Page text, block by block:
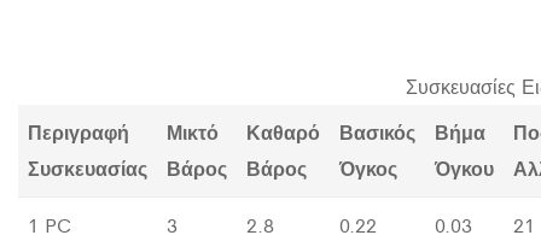
Συσκευασίες
Περιγραφή
Συσκευασίας
Μικτό
Βάρος
Καθαρό
Βάρος
Βασικός
Όγκος
Βήμα
Όγκου
1 PC 3 2.8 0.22 0.03 21